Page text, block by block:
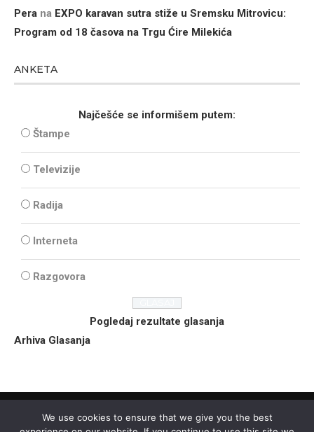
Pera na EXPO karavan sutra stiže u Sremsku Mitrovicu:
Program od 18 časova na Trgu Ćire Milekića
ANKETA
Najčešće se informišem putem:
Štampe
Televizije
Radija
Interneta
Razgovora
Pogledaj rezultate glasanja
Arhiva Glasanja
We use cookies to ensure that we give you the best